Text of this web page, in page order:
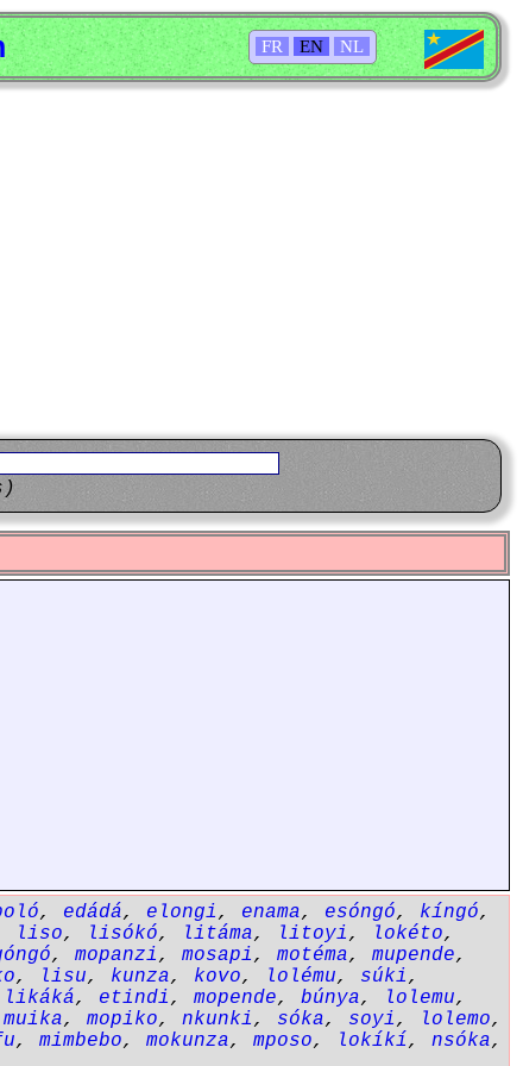
FR EN NL
, edádá, elongi, enama, esóngó, kíngó,
liso, lisókó, litáma, litoyi, lokéto,
, mopanzi, mosapi, motéma, mupende,
, lisu, kunza, kovo, lolému, súki,
likáká, etindi, mopende, búnya, lolemu,
muika, mopiko, nkunki, sóka, soyi, lolemo,
, mimbebo, mokunza, mposo, lokíkí, nsóka,